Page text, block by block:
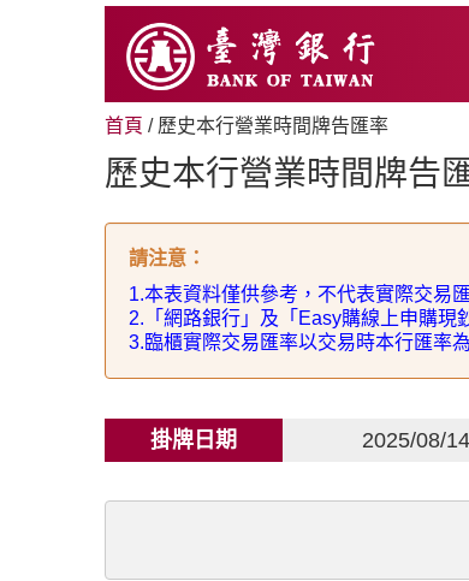
首頁 / 歷史本行營業時間牌告匯率
歷史本行營業時間牌告
請注意 ：
1.本表資料僅供參考，不代表實際交易
2. 「網路銀行」及「 Easy購線上申購現
3.臨櫃實際交易匯率以交易時本行匯率
掛牌日期 2025/08/14